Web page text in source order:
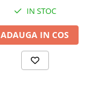
IN STOC
ADAUGA IN COS